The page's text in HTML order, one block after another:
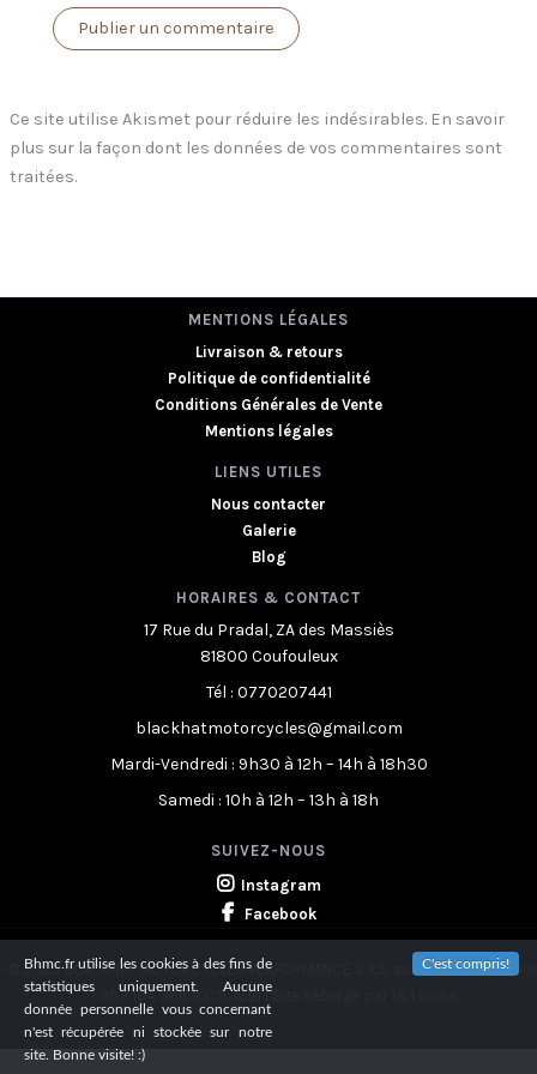
Ce site utilise Akismet pour réduire les indésirables. En savoir
plus sur la façon dont les données de vos commentaires sont
traitées.
MENTIONS LÉGALES
Livraison & retours
Politique de confidentialité
Conditions Générales de Vente
Mentions légales
LIENS UTILES
Nous contacter
Galerie
Blog
HORAIRES & CONTACT
17 Rue du Pradal, ZA des Massiès
81800 Coufouleux
Tél : 0770207441
blackhatmotorcycles@gmail.com
Mardi-Vendredi : 9h30 à 12h – 14h à 18h30
Samedi : 10h à 12h – 13h à 18h
SUIVEZ-NOUS
Instagram
Facebook
© 2025 BLACKHAT MOTORCYCLES PERFORMANCE S.A.S. au capital de
| 903 164 366 R.C.S. ALBI | Site hébergé par 1&1 Ionos
Bhmc.fr utilise les cookies à des fins de
statistiques uniquement. Aucune
donnée personnelle vous concernant
n'est récupérée ni stockée sur notre
site. Bonne visite! :)
C'est compris!